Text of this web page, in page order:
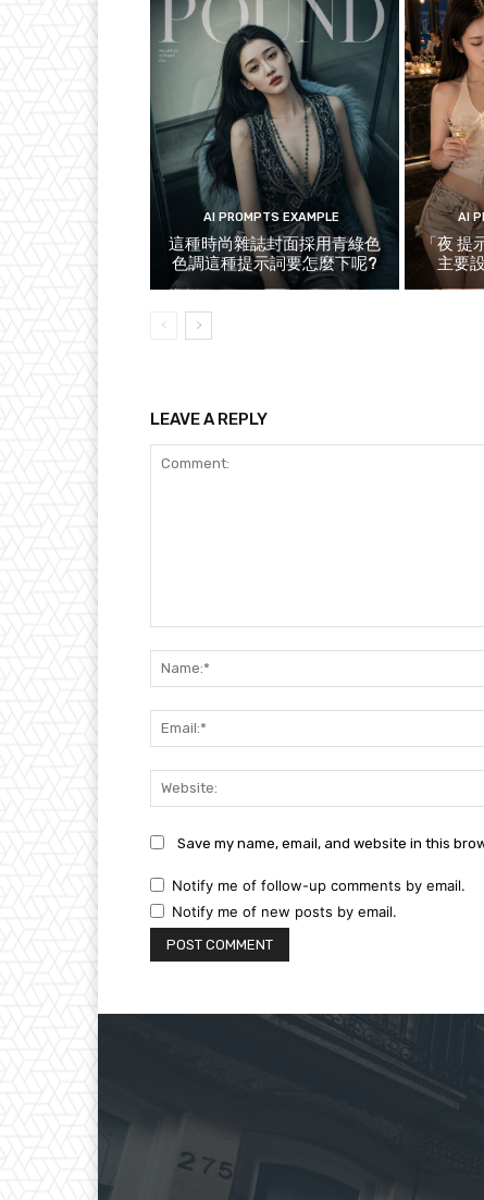
AI PROMPTS EXAMPLE
這種時尚雜誌封面採用青綠色
色調這種提示詞要怎麼下呢?
AI
「夜 提
主要
LEAVE A REPLY
Save my name, email, and website in this
Notify me of follow-up comments by email.
Notify me of new posts by email.